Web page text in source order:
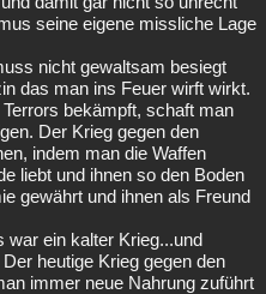
seine eigene missliche Lage
nicht gewaltsam besiegt
das man ins Feuer wirft wirkt.
bekämpft, schaft man
Der Krieg gegen den
indem man die Waffen
liebt und ihnen so den Boden
gewährt und ihnen als Freund
war ein kalter Krieg...und
heutige Krieg gegen den
immer neue Nahrung zuführt